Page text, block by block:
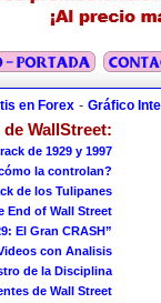
en Forex - Gráfico
WallStreet:
de 1929 y 1997
la controlan?
de los Tulipanes
End of Wall Street
El Gran CRASH”
con Analisis
de la Disciplina
de Wall Street